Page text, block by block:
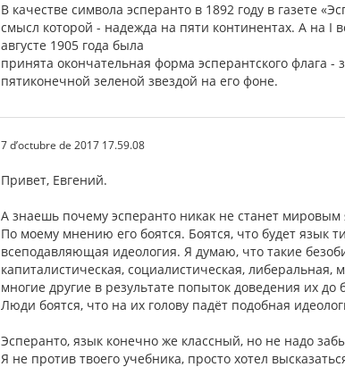
В качестве символа эсперанто в 1892 году в газете
смысл которой - надежда на пяти континентах. А на I
августе 1905 года была
принята окончательная форма эсперантского флага
пятиконечной зеленой звездой на его фоне.
7 d’octubre de 2017 17.59.08
Привет, Евгений.
А знаешь почему эсперанто никак не станет мировым
По моему мнению его боятся. Боятся, что будет язык
всеподавляющая идеология. Я думаю, что такие
капиталистическая, социалистическая,
многие другие в результате попыток доведения их
Люди боятся, что на их голову падёт подобная
Эсперанто, язык конечно же классный, но не надо
Я не против твоего учебника, просто хотел